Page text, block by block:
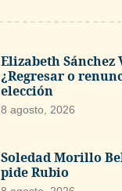
Elizabeth Sánchez
¿Regresar o
elección
8 agosto, 2026
Soledad Morillo
pide Rubio